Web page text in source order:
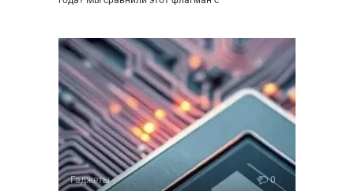
Гаджеты 0